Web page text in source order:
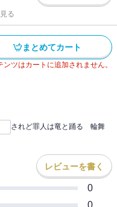
る
まとめてカート
ツはカートに追加されません。
されど罪人は竜と踊る 輪舞
レビューを書く
0
0